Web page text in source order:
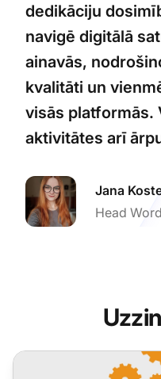
dedikāciju
navigē digitālā
ainavās,
kvalitāti un
visās platformās.
aktivitātes arī
Jana
Head
LiveAgent 5.34 – Daudz